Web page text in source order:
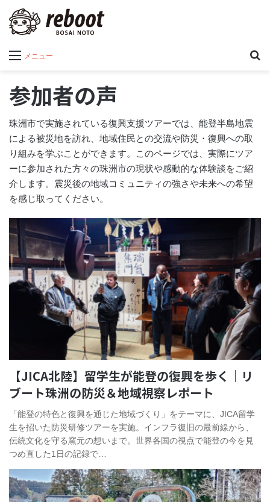
メニュー
参加者の声
珠洲市で実施されている復興支援ツアーでは、能登半島地震
による被災地を訪れ、地域住民との交流や防災・復興への取
り組みを学ぶことができます。このページでは、実際にツア
ーに参加された方々の珠洲市の現状や感動的な体験談をご紹
介します。震災後の地域コミュニティの強さや未来への希望
を感じ取ってください。
【JICA北陸】留学生が能登の復興を歩く｜リ
ブート珠洲の防災＆地域視察レポート
「能登の特色と復興を通じた地域づくり」をテーマに、JICA留学
生を招いた防災研修ツアーを実施。インフラ復旧の最前線から、
伝統文化を守る窯元の想いまで。世界各国の視点で能登の今を見
つめ直した1日の記録で…